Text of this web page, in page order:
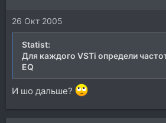
26 Окт 2005
Statist:
Для каждого VSTi определи
EQ
И шо дальше?